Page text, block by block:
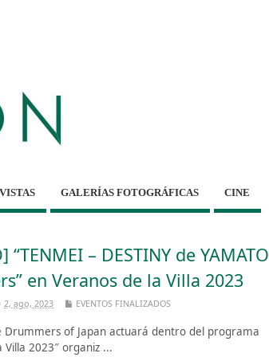
GALERÍAS FOTOGRÁFICAS CINE
“TENMEI – DESTINY de YAMATO
en Veranos de la Villa 2023
2, ago, 2023 EVENTOS FINALIZADOS
Drummers of Japan actuará dentro del programa
Villa 2023″ organiz ...